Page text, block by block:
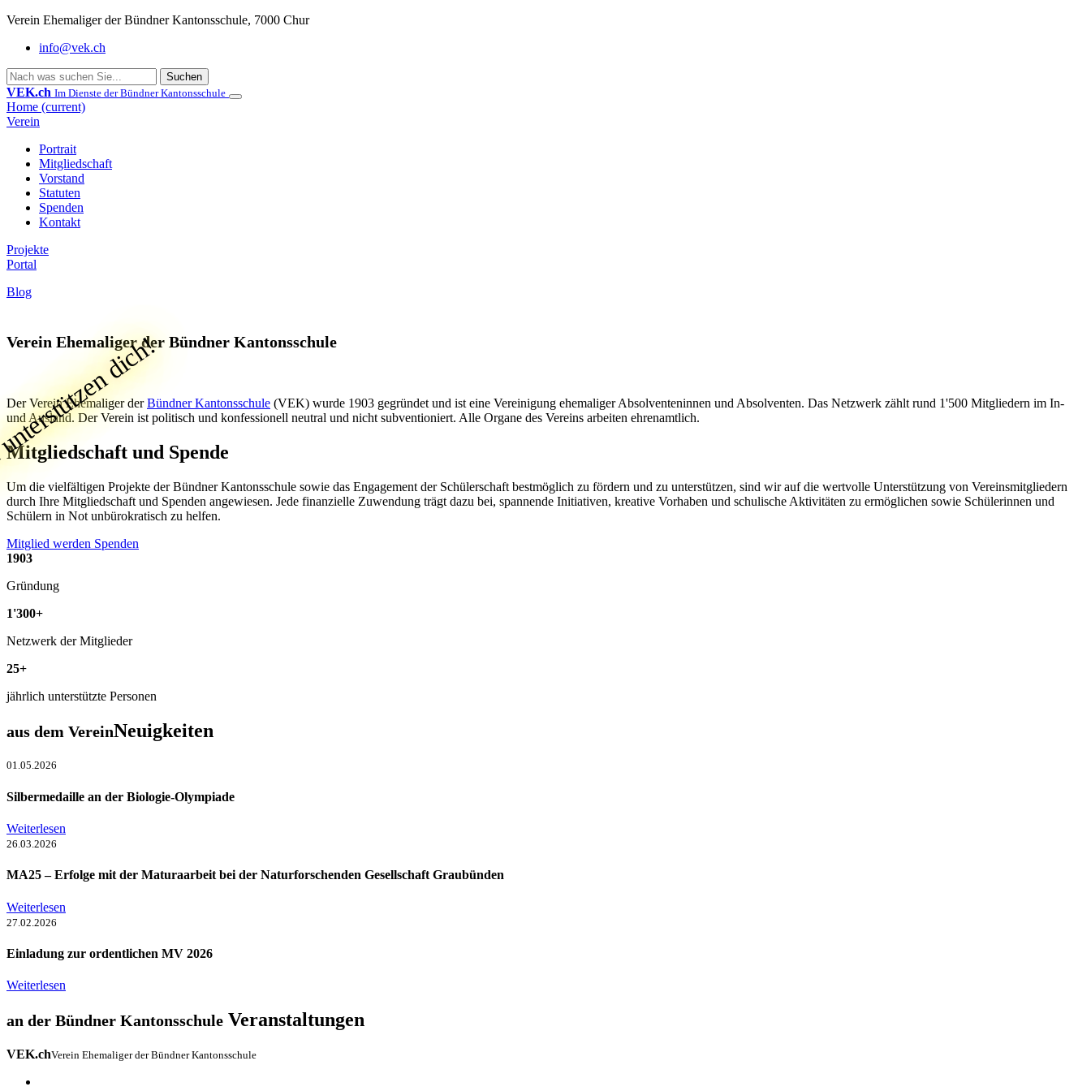
Verein Ehemaliger der Bündner Kantonsschule, 7000 Chur
info@vek.ch
Suchen
VEK.ch Im Dienste der Bündner Kantonsschule
Home (current)
Verein
Portrait
Mitgliedschaft
Vorstand
Statuten
Spenden
Kontakt
Projekte
Portal
Blog
dich!
Verein Ehemaliger der Bündner Kantonsschule
Der Verein Ehemaliger derBündner Kantonsschule (VEK) wurde 1903 gegründet und ist eine Vereinigung ehemaliger Absolventeninnen und Absolventen. Das Netzwerk zählt rund 1'500 Mitgliedern im In-
und Ausland. Der Verein ist politisch und konfessionell neutral und nicht subventioniert. Alle Organe des Vereins arbeiten ehrenamtlich.
Mitgliedschaft und Spende
Um die vielfältigen Projekte der Bündner Kantonsschule sowie das Engagement der Schülerschaft bestmöglich zu fördern und zu unterstützen, sind wir auf die wertvolle Unterstützung von Vereinsmitgliedern
durch Ihre Mitgliedschaft und Spenden angewiesen. Jede finanzielle Zuwendung trägt dazu bei, spannende Initiativen, kreative Vorhaben und schulische Aktivitäten zu ermöglichen sowie Schülerinnen und
Schülern in Not unbürokratisch zu helfen.
Mitglied werden Spenden
1903
Gründung
1'300+
Netzwerk der Mitglieder
25+
jährlich unterstützte Personen
aus dem VereinNeuigkeiten
01.05.2026
Silbermedaille an der Biologie-Olympiade
Weiterlesen
26.03.2026
MA25 – Erfolge mit der Maturaarbeit bei der Naturforschenden Gesellschaft Graubünden
Weiterlesen
27.02.2026
Einladung zur ordentlichen MV 2026
Weiterlesen
an der Bündner Kantonsschule Veranstaltungen
VEK.chVerein Ehemaliger der Bündner Kantonsschule